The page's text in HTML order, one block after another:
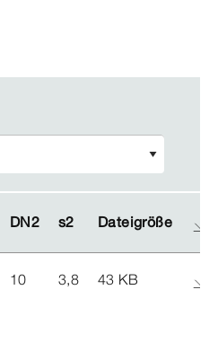
DN2 s2 Dateigröße
DN2 s2 Dateigröße
10 3,8 43 KB